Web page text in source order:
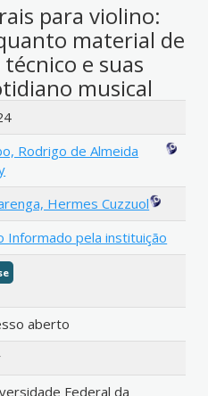
para violino:
material de
e suas
musical
Rodrigo de Almeida
Hermes Cuzzuol
Informado pela instituição
aberto
Federal da